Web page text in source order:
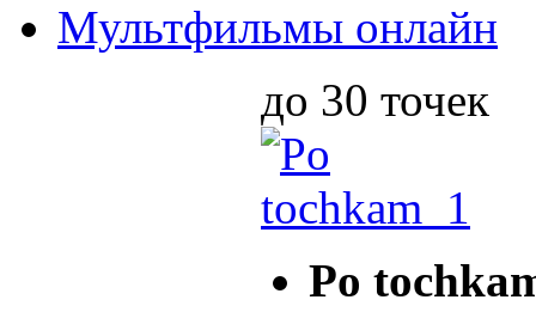
Мультфильмы онлайн
до 30 точек
Po